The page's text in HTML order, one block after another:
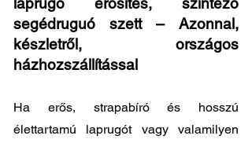
segédruguó szett – Azonnal,
készletről, országos
házhozszállítással
Ha erős, strapabíró és hosszú
élettartamú laprugót vagy valamilyen